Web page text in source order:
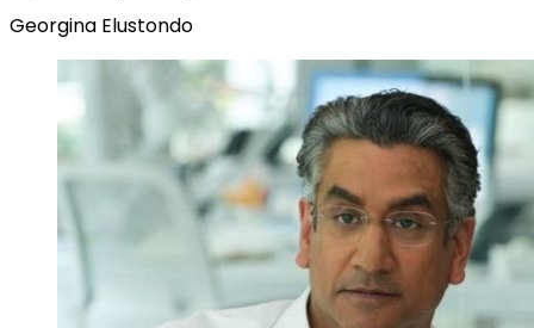
Georgina Elustondo